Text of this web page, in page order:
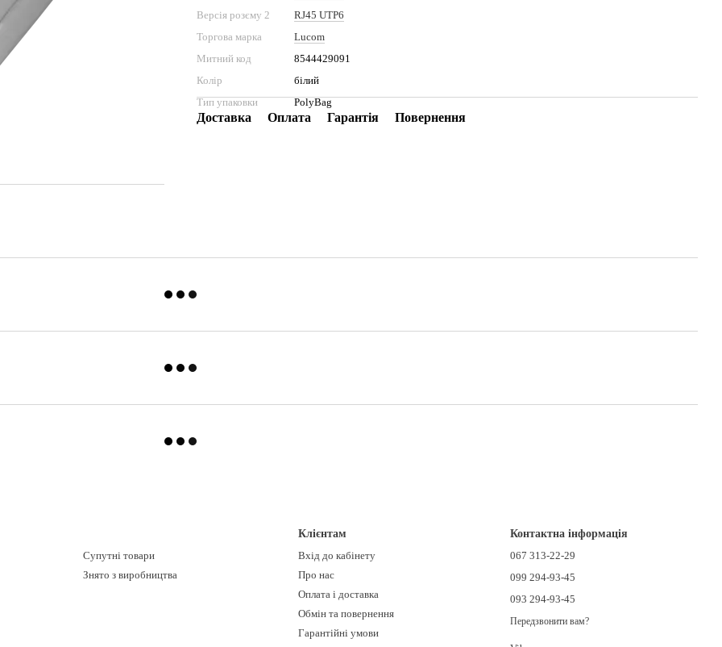
Версія розєму 2
RJ45 UTP6
Торгова марка
Lucom
Митний код
8544429091
Колір
білий
Тип упаковки
PolyBag
Доставка Оплата Гарантія Повернення
Супутні товари
Знято з виробництва
Клієнтам
Вхід до кабінету
Про нас
Оплата і доставка
Обмін та повернення
Гарантійні умови
Контактна інформація
067 313-22-29
099 294-93-45
093 294-93-45
Передзвонити вам?